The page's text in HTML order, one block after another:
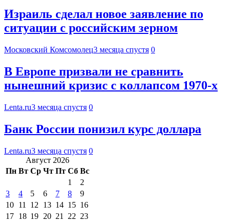
Израиль сделал новое заявление по
ситуации с российским зерном
Московский Комсомолец3 месяца спустя 0
В Европе призвали не сравнить
нынешний кризис с коллапсом 1970-х
Lenta.ru3 месяца спустя 0
Банк России понизил курс доллара
Lenta.ru3 месяца спустя 0
Август 2026
Пн Вт Ср Чт Пт Сб Вс
1
2
3
4 5 6 7 8
9
10 11 12 13 14 15 16
17 18 19 20 21 22 23